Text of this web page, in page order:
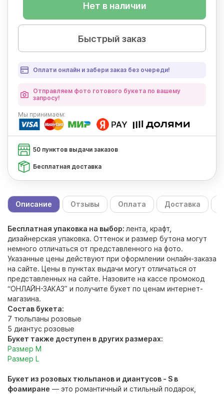
Нет в наличии
Быстрый заказ
Оплати онлайн и забери заказ без очереди!
Отправляем фото готового букета по вашему
запросу!
Мы принимаем:
50 пунктов выдачи заказов
Бесплатная доставка
Описание Отзывы Оплата Доставка
Бесплатная упаковка на выбор: лента, крафт,
дизайнерская упаковка. Оттенок и размер бутона могут
немного отличаться от представленного на фото.
Указанные цены действуют при оформлении онлайн-заказа
на сайте. Цены в пунктах выдачи могут отличаться от
представленных на сайте. Назовите на кассе промокод
“ОНЛАЙН-ЗАКАЗ” и получите букет по ценам интернет-
магазина.
Состав букета:
7 тюльпаны розовые
5 диантус розовые
Букет также доступен в других размерах:
Размер M
Размер L
Букет из розовых тюльпанов и диантусов - S в
фоамиране — это романтичный и стильный подарок,